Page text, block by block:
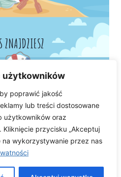
użytkowników
poprawić jakość
lub treści dostosowane
użytkowników oraz
Kliknięcie przycisku „Akceptuj
wykorzystywanie przez nas
ZNAJDZIESZ